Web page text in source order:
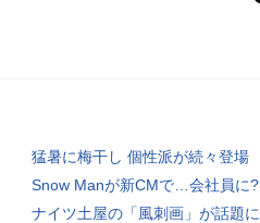
猛暑に梅干し 個性派が続々登場
Snow Manが新CMで…会社員に?
ナイツ土屋の「風刺画」が話題に